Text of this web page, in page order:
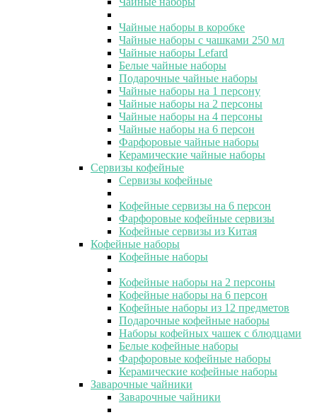
Чайные наборы в коробке
Чайные наборы с чашками 250 мл
Чайные наборы Lefard
Белые чайные наборы
Подарочные чайные наборы
Чайные наборы на 1 персону
Чайные наборы на 2 персоны
Чайные наборы на 4 персоны
Чайные наборы на 6 персон
Фарфоровые чайные наборы
Керамические чайные наборы
Сервизы кофейные
Сервизы кофейные
Кофейные сервизы на 6 персон
Фарфоровые кофейные сервизы
Кофейные сервизы из Китая
Кофейные наборы
Кофейные наборы
Кофейные наборы на 2 персоны
Кофейные наборы на 6 персон
Кофейные наборы из 12 предметов
Подарочные кофейные наборы
Наборы кофейных чашек с блюдцами
Белые кофейные наборы
Фарфоровые кофейные наборы
Керамические кофейные наборы
Заварочные чайники
Заварочные чайники